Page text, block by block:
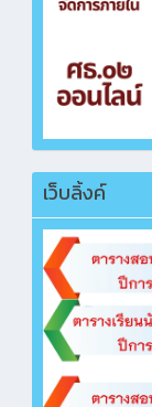
เว็บลิ้งค์